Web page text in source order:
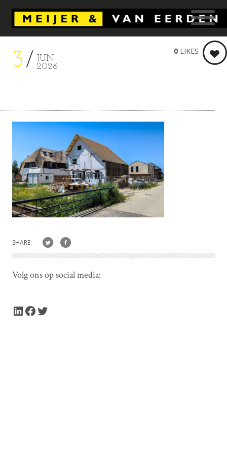
3
JUN
2026
0 LIKES
SHARE:
Volg ons op social media:
LinkedIn Facebook